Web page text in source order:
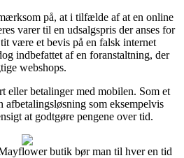
på, at i tilfælde af at en online
varer til en udsalgspris der anses for
være et bevis på en falsk internet
indbefattet af en foranstaltning, der
webshops.
eller betalinger med mobilen. Som et
som eksempelvis
at godtgøre pengene over tid.
butik bør man til hver en tid